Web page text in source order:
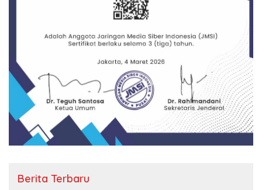
Berita Terbaru